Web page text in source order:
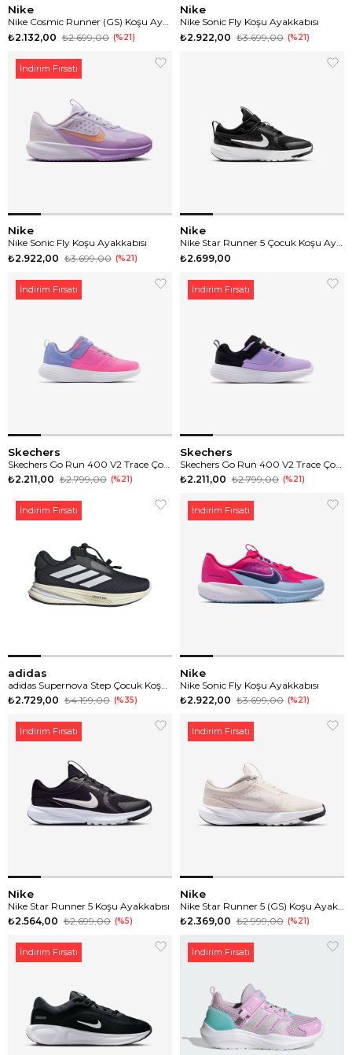
Nike
Nike Cosmic Runner (GS) Koşu Ayakkabısı
₺2.132,00 ₺2.699,00 %21
Nike
Nike Sonic Fly Koşu Ayakkabısı
₺2.922,00 ₺3.699,00 %21
Nike
Nike Sonic Fly Koşu Ayakkabısı
₺2.922,00 ₺3.699,00 %21
İndirim Fırsatı
Nike
Nike Star Runner 5 Çocuk Koşu Ayakkabısı
₺2.699,00
Skechers
₺2.211,00 ₺2.799,00 %21
İndirim Fırsatı
Skechers
₺2.211,00 ₺2.799,00 %21
İndirim Fırsatı
adidas
₺2.729,00 ₺4.199,00 %35
İndirim Fırsatı
Nike
Nike Sonic Fly Koşu Ayakkabısı
₺2.922,00 ₺3.699,00 %21
İndirim Fırsatı
Nike
Nike Star Runner 5 Koşu Ayakkabısı
₺2.564,00 ₺2.699,00 %5
İndirim Fırsatı
Nike
₺2.369,00 ₺2.999,00 %21
İndirim Fırsatı
İndirim Fırsatı İndirim Fırsatı